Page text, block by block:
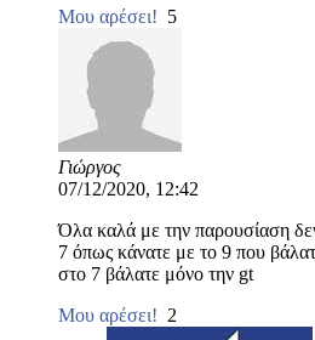
Μου αρέσει! 5
Γιώργος
07/12/2020, 12:42
Όλα καλά με την παρουσίαση
7 όπως κάνατε με το 9 που
στο 7 βάλατε μόνο την gt
Μου αρέσει! 2